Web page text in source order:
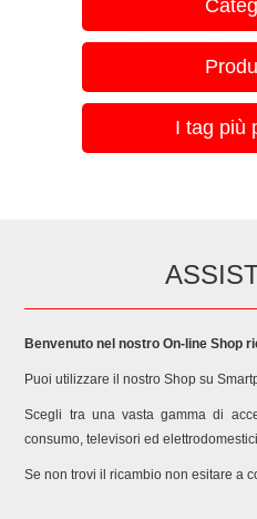
I tag più
Benvenuto nel nostro On-line Shop
Puoi utilizzare il nostro Shop su
Scegli tra una vasta gamma di
consumo, televisori ed elettrodomestici
Se non trovi il ricambio non esitare a